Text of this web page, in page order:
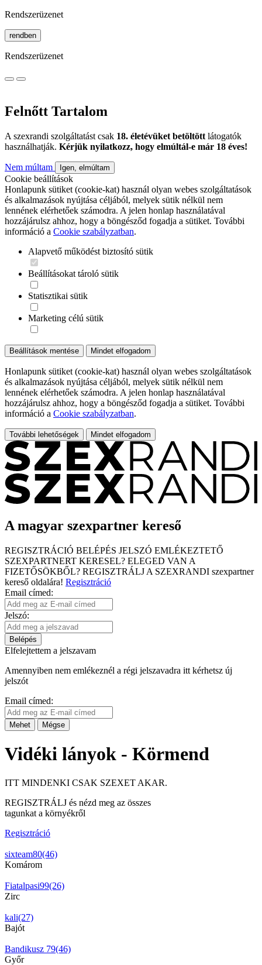
Rendszerüzenet
rendben
Rendszerüzenet
Felnőtt Tartalom
A szexrandi szolgáltatást csak 18. életévüket betöltött látogatók
használhatják. Kérjük nyilatkozz, hogy elmúltál-e már 18 éves!
Nem múltam Igen, elmúltam
Cookie beállítások
Honlapunk sütiket (cookie-kat) használ olyan webes szolgáltatások
és alkalmazások nyújtása céljából, melyek sütik nélkül nem
lennének elérhetőek számodra. A jelen honlap használatával
hozzájárulsz ahhoz, hogy a böngésződ fogadja a sütiket. További
információ a Cookie szabályzatban.
Alapvető működést biztosító sütik
Beállításokat tároló sütik
Statisztikai sütik
Marketing célú sütik
Beállítások mentése Mindet elfogadom
Honlapunk sütiket (cookie-kat) használ olyan webes szolgáltatások
és alkalmazások nyújtása céljából, melyek sütik nélkül nem
lennének elérhetőek számodra. A jelen honlap használatával
hozzájárulsz ahhoz, hogy a böngésződ fogadja a sütiket. További
információ a Cookie szabályzatban.
További lehetőségek Mindet elfogadom
A magyar szexpartner kereső
REGISZTRÁCIÓ BELÉPÉS JELSZÓ EMLÉKEZTETŐ
SZEXPARTNERT KERESEL? ELEGED VAN A
FIZETŐSÖKBŐL? REGISZTRÁLJ A SZEXRANDI szexpartner
kereső oldalára! Regisztráció
Email címed:
Jelszó:
Belépés
Elfelejtettem a jelszavam
Amennyiben nem emlékeznél a régi jelszavadra itt kérhetsz új
jelszót
Email címed:
Mehet Mégse
Vidéki lányok - Körmend
ITT MINDENKI CSAK SZEXET AKAR.
REGISZTRÁLJ és nézd meg az összes
tagunkat a környékről
Regisztráció
sixteam80(46)
Komárom
Fiatalpasi99(26)
Zirc
kali(27)
Bajót
Bandikusz 79(46)
Győr